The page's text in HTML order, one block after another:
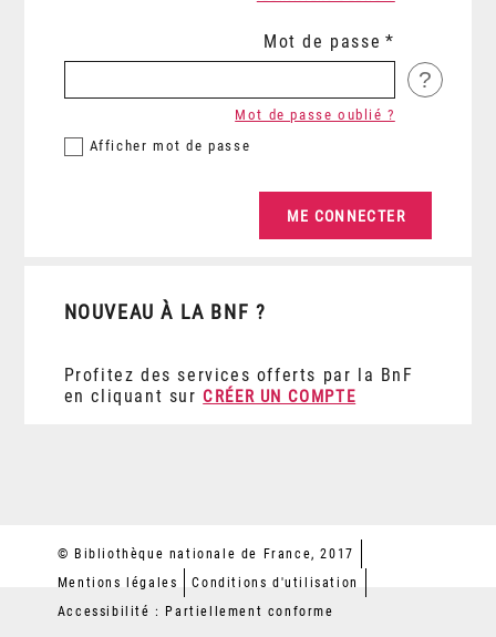
Mot de passe
?
Afficher mot de passe
Mot de passe oublié ?
NOUVEAU À LA BNF ?
Profitez des services offerts par la BnF
en cliquant sur CRÉER UN COMPTE
© Bibliothèque nationale de France, 2017
Mentions légales
Conditions d'utilisation
Accessibilité : Partiellement conforme